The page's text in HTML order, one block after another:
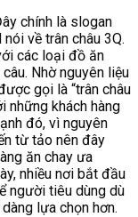
chính là slogan
về trân châu 3Q.
các loại đồ ăn
Nhờ nguyên liệu
gọi là “trân châu
những khách hàng
đó, vì nguyên
từ tảo nên đây
ăn chay ưa
nhiều nơi bắt đầu
người tiêu dùng dù
lựa chọn hơn.